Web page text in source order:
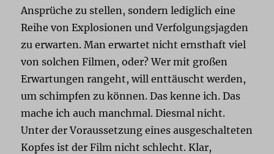
Ansprüche zu stellen, sondern lediglich eine
Reihe von Explosionen und Verfolgungsjagden
zu erwarten. Man erwartet nicht ernsthaft viel
von solchen Filmen, oder? Wer mit großen
Erwartungen rangeht, will enttäuscht werden,
um schimpfen zu können. Das kenne ich. Das
mache ich auch manchmal. Diesmal nicht.
Unter der Voraussetzung eines ausgeschalteten
Kopfes ist der Film nicht schlecht. Klar,